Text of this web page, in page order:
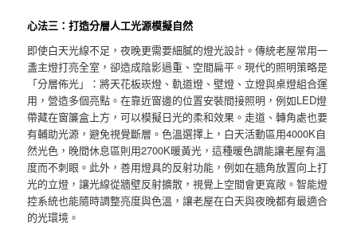
心法三：打造分層人工光源模擬自然
即使白天光線不足，夜晚更需要細膩的燈光設計。傳統老屋常用一
盞主燈打亮全室，卻造成陰影過重、空間扁平。現代的照明策略是
「分層佈光」：將天花板崁燈、軌道燈、壁燈、立燈與桌燈組合運
用，營造多個亮點。在靠近窗邊的位置安裝間接照明，例如LED燈
帶藏在窗簾盒上方，可以模擬日光的柔和效果。走道、轉角處也要
有輔助光源，避免視覺斷層。色溫選擇上，白天活動區用4000K自
然光色，晚間休息區則用2700K暖黃光，這種暖色調能讓老屋有溫
度而不刺眼。此外，善用燈具的反射功能，例如在牆角放置向上打
光的立燈，讓光線從牆壁反射擴散，視覺上空間會更寬敞。智能燈
控系統也能隨時調整亮度與色溫，讓老屋在白天與夜晚都有最適合
的光環境。